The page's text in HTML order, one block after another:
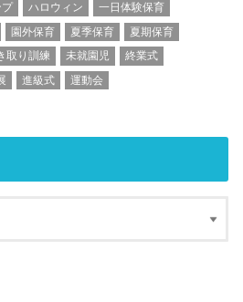
ハロウィン
一日体験保育
園外保育 夏季保育
夏期保育
取り訓練 未就園児
終業式
進級式 運動会